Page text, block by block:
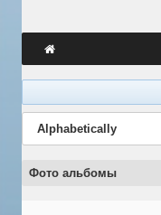
Alphabetically
Фото альбомы